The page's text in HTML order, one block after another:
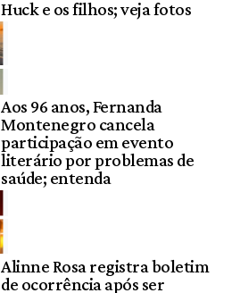
Huck e os filhos; veja fotos
Aos 96 anos, Fernanda
Montenegro cancela
participação em evento
literário por problemas de
saúde; entenda
Alinne Rosa registra boletim
de ocorrência após ser